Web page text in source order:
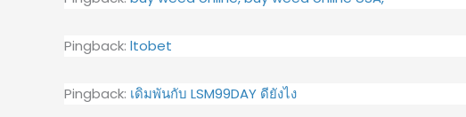
Pingback: ltobet
Pingback: เดิมพันกับ LSM99DAY ดียังไง